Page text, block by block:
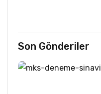
Son Gönderiler